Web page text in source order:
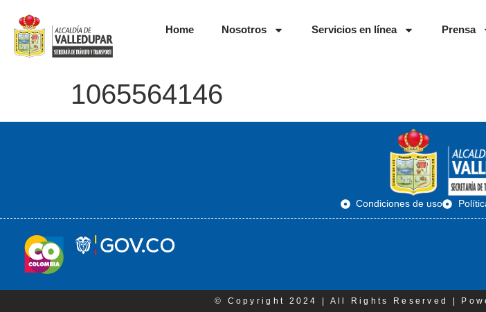
Home Nosotros Servicios en línea Prensa
1065564146
Condiciones de uso
© Copyright 2024 | All Rights Reserved |